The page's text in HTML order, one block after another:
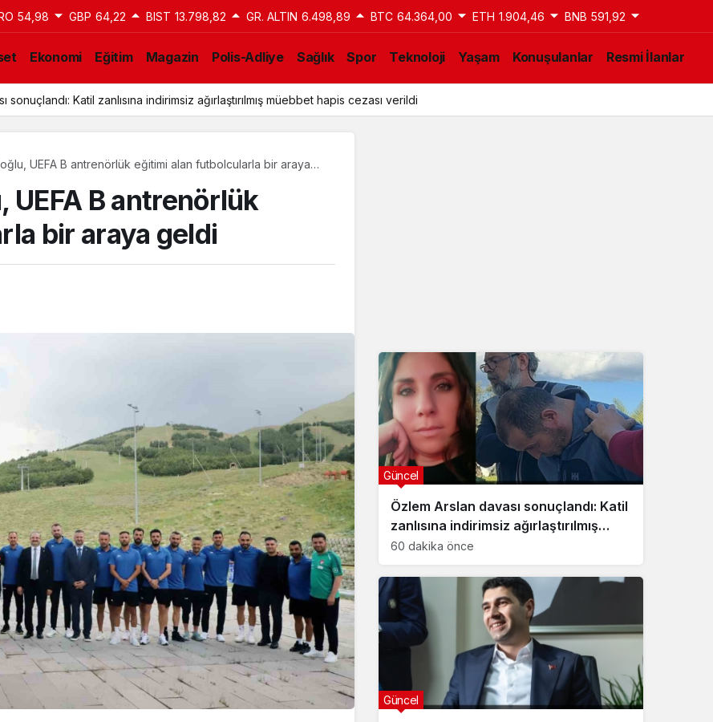
54,98 GBP 64,22 BIST 13.798,82 GR. ALTIN 6.498,89 BTC 64.364,00 ETH 1.904,46 BNB 591,92
Ekonomi Eğitim Magazin Polis-Adliye Sağlık Spor Teknoloji Yaşam Konuşulanlar Resmi İlanlar
Tahliye Kararı: Aziz İhsan Aktaş Davasında Yeni Gelişme
UEFA B antrenörlük eğitimi alan futbolcularla bir araya
UEFA B antrenörlük
bir araya geldi
Özlem Arslan davası sonuçlandı: Katil
zanlısına indirimsiz ağırlaştırılmış
müebbet hapis cezası verildi
60 dakika önce
Güncel
Güncel